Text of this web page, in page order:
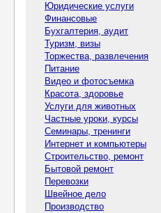
Юридические услуги
Финансовые
Бухгалтерия, аудит
Туризм, визы
Торжества, развлечения
Питание
Видео и фотосъемка
Красота, здоровье
Услуги для животных
Частные уроки, курсы
Семинары, тренинги
Интернет и компьютеры
Строительство, ремонт
Бытовой ремонт
Перевозки
Швейное дело
Производство